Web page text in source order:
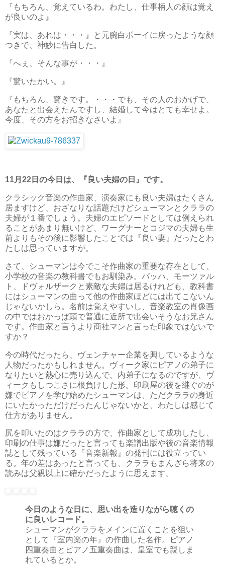
『もちろん、覚えているわ。わたし、仕事柄人の顔は覚え
が良いのよ』
『実は、あれは・・・』と元腕白ボーイに戻ったような顔
つきで、神妙に告白した。
『へぇ、そんな事が・・・』
『驚いたかい。』
『もちろん、驚きです。・・・でも、その人のおかげで、
あなたと出会えたんですし、結婚して今はとても幸せよ。
今度、その方をお招きなさいよ』
11月22日の今日は、『良い夫婦の日』です。
クラシック音楽の作曲家、演奏家にも良い夫婦はたくさん
居ますけど、おざなりな話題だけどシューマンとクララの
夫婦が１番でしょう。夫婦のエピソードとしては例えられ
ることがあまり無いけど、ワーグナーとコジマの夫婦も生
前よりもその後に影響したことでは『良い妻』だったとわ
たしは思っていますが。
さて、シューマンは今でこそ作曲家の重要な存在として、
小学校の音楽の教科書でもお馴染み。バッハ、モーツァル
ト、ドヴォルザークと素敵な夫婦は居るけれども、教科書
にはシューマンの曲って他の作曲家ほどには出てこないん
じゃないかしら。名前は覚えやすいし、音楽教室の肖像画
の中ではおかっぱ頭で普通に近所で出会いそうなお兄さん
です。作曲家と言うより商社マンと言った印象ではないで
すか？
今の時代だったら、ヴェンチャー企業を興しているような
人物だったかもしれません。ヴィーク家にピアノの弟子に
なりたいと熱心に売り込んで、内弟子になるのですが、ヴ
ィークもしつこさに根負けした形。印刷屋の後を継ぐのが
嫌でピアノを学び始めたシューマンは、ただクララの身近
にいたかっただけだったんじゃないかと、わたしは感じて
仕方がありません。
尻を叩いたのはクララの方で、作曲家として成功したし、
印刷の仕事は嫌だったと言っても楽譜出版や後の音楽情報
誌として残っている『音楽新報』の発刊には役立ってい
る。年の差はあったと言っても、クララもまんざら将来の
読みは父親以上に確かだったように思えます。
今日のような日に、思い出を造りながら聴くの
に良いレコード。
シューマンがクララをメインに置くことを狙い
として『室内楽の年』の作曲した名作。ピアノ
四重奏曲とピアノ五重奏曲は、皇室でも親しま
れているとか。